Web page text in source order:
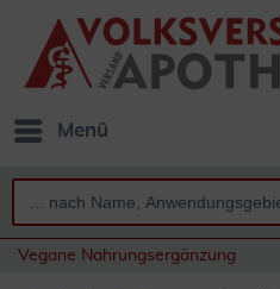
Menü
Vegane Nahrungsergänzung